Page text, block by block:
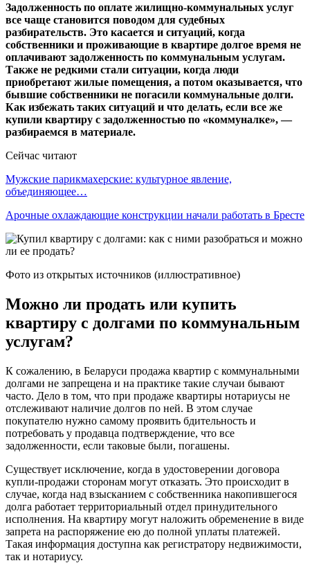
Задолженность по оплате жилищно-коммунальных услуг
все чаще становится поводом для судебных
разбирательств. Это касается и ситуаций, когда
собственники и проживающие в квартире долгое время не
оплачивают задолженность по коммунальным услугам.
Также не редкими стали ситуации, когда люди
приобретают жилые помещения, а потом оказывается, что
бывшие собственники не погасили коммунальные долги.
Как избежать таких ситуаций и что делать, если все же
купили квартиру с задолженностью по «коммуналке», —
разбираемся в материале.
Сейчас читают
Мужские парикмахерские: культурное явление,
объединяющее…
Арочные охлаждающие конструкции начали работать в Бресте
Фото из открытых источников (иллюстративное)
Можно ли продать или купить
квартиру с долгами по коммунальным
услугам?
К сожалению, в Беларуси продажа квартир с коммунальными
долгами не запрещена и на практике такие случаи бывают
часто. Дело в том, что при продаже квартиры нотариусы не
отслеживают наличие долгов по ней. В этом случае
покупателю нужно самому проявить бдительность и
потребовать у продавца подтверждение, что все
задолженности, если таковые были, погашены.
Существует исключение, когда в удостоверении договора
купли-продажи сторонам могут отказать. Это происходит в
случае, когда над взысканием с собственника накопившегося
долга работает территориальный отдел принудительного
исполнения. На квартиру могут наложить обременение в виде
запрета на распоряжение ею до полной уплаты платежей.
Такая информация доступна как регистратору недвижимости,
так и нотариусу.